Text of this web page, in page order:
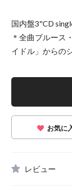
国内盤3"CD
＊全曲ブルース
イドル」からの
お気に
レビュー